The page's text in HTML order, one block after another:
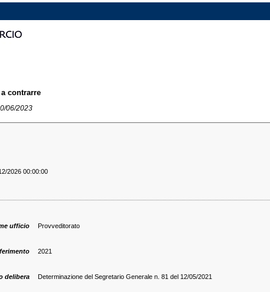
contrarre
06/2023
2026 00:00:00
ufficio Provveditorato
2021
delibera Determinazione del Segretario Generale n. 81 del 12/05/2021